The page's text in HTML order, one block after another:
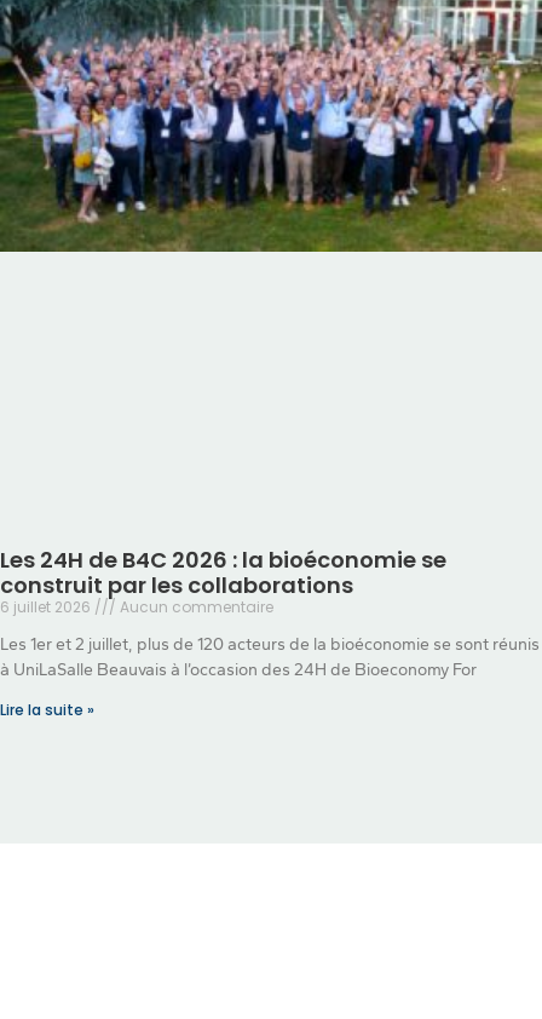
Les 24H de B4C 2026 : la bioéconomie se
construit par les collaborations
6 juillet 2026
Aucun commentaire
Les 1er et 2 juillet, plus de 120 acteurs de la bioéconomie se sont réunis
à UniLaSalle Beauvais à l’occasion des 24H de Bioeconomy For
Lire la suite »